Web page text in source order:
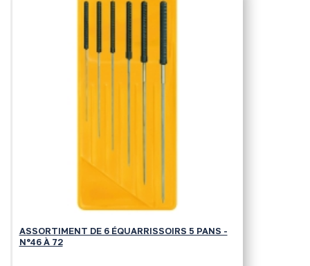
ASSORTIMENT DE 6 ÉQUARRISSOIRS 5 PANS -
N°46 À 72